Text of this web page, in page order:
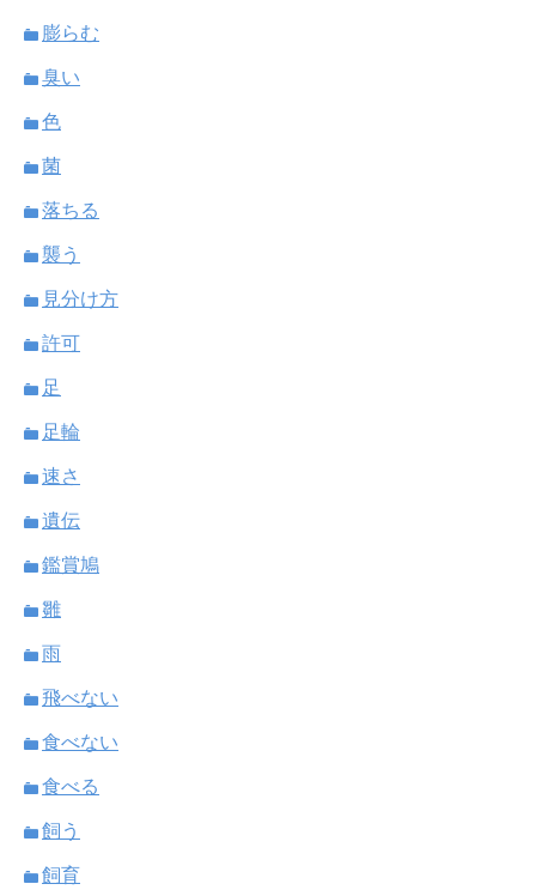
膨らむ
臭い
色
菌
落ちる
襲う
見分け方
許可
足
足輪
速さ
遺伝
鑑賞鳩
雛
雨
飛べない
食べない
食べる
飼う
飼育